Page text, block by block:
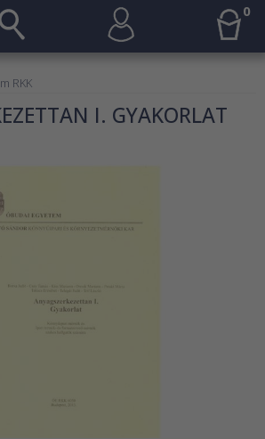
0
RKK
I. GYAKORLAT